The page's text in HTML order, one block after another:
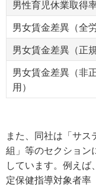
男性育児休業取得
男女賃金差異（全
男女賃金差異（正
男女賃金差異（非
用）
また、同社は「サ
組」等のセクション
しています。例え
定保健指導対象者率